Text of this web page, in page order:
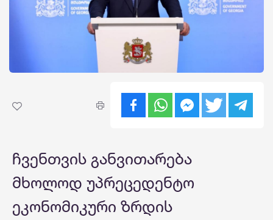
ჩვენთვის განვითარება
მხოლოდ უპრეცედენტო
ეკონომიკური ზრდის